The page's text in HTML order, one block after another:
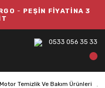
- PEŞİN FİYATİNA 3
0533 056 35 33
Motor Temizlik Ve Bakım Ürünleri